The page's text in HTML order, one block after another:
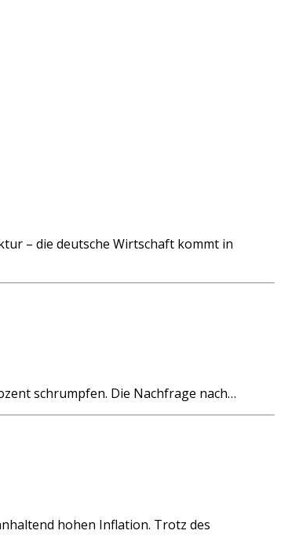
– die deutsche Wirtschaft kommt in
schrumpfen. Die Nachfrage nach…
hohen Inflation. Trotz des